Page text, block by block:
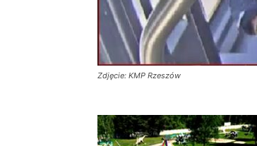
Zdjęcie: KMP Rzeszów